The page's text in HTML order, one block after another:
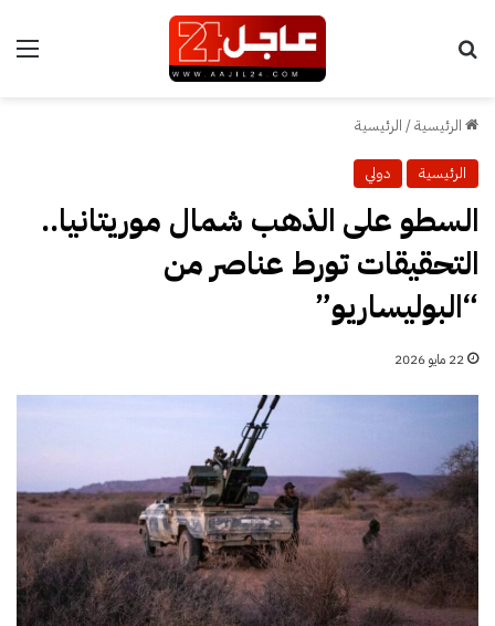
الرئيسية/ الرئيسية
الرئيسية دولي
السطو على الذهب شمال موريتانيا..
التحقيقات تورط عناصر من
“البوليساريو”
22 مايو 2026